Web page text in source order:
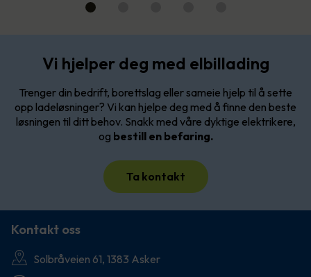
Vi hjelper deg med elbillading
Trenger din bedrift, borettslag eller sameie hjelp til å sette
opp ladeløsninger? Vi kan hjelpe deg med å finne den beste
løsningen til ditt behov. Snakk med våre dyktige elektrikere,
og bestill en befaring.
Ta kontakt
Kontakt oss
Solbråveien 61, 1383 Asker